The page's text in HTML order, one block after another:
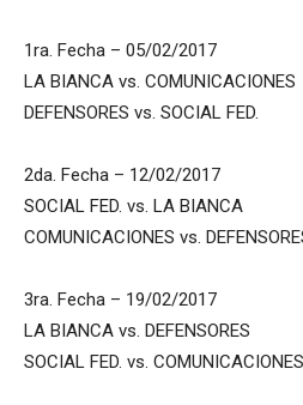
1ra. Fecha – 05/02/2017
LA BIANCA vs. COMUNICACIONES
DEFENSORES vs. SOCIAL FED.
2da. Fecha – 12/02/2017
SOCIAL FED. vs. LA BIANCA
COMUNICACIONES vs.
3ra. Fecha – 19/02/2017
LA BIANCA vs. DEFENSORES
SOCIAL FED. vs. COMUNICACIONES